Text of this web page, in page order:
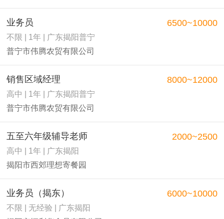
业务员
不限 | 1年 | 广东揭阳普宁
普宁市伟腾农贸有限公司
6500~10000
销售区域经理
高中 | 1年 | 广东揭阳普宁
普宁市伟腾农贸有限公司
8000~12000
五至六年级辅导老师
高中 | 1年 | 广东揭阳
揭阳市西郊理想寄餐园
2000~2500
业务员（揭东）
不限 | 无经验 | 广东揭阳
6000~10000